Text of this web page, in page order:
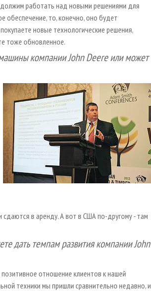
работать над новыми решениями для
обеспечение, то, конечно, оно будет
новые технологические решения,
тоже обновленное.
компании John Deere или может
в аренду. А вот в США по-­другому - там
дать темпам развития компании John
отношение клиентов к нашей
техники мы пришли сравнительно недавно, и